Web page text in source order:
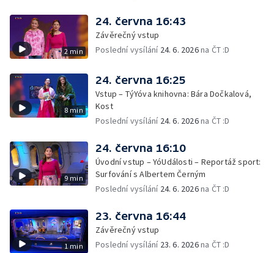
2 min
24. června 16:43
Závěrečný vstup
Poslední vysílání 24. 6. 2026na ČT :D
8 min
24. června 16:25
Vstup – TýYóva knihovna: Bára Dočkalová,
Kost
Poslední vysílání 24. 6. 2026na ČT :D
9 min
24. června 16:10
Úvodní vstup – YóUdálosti – Reportáž sport:
Surfování s Albertem Černým
Poslední vysílání 24. 6. 2026na ČT :D
1 min
23. června 16:44
Závěrečný vstup
Poslední vysílání 23. 6. 2026na ČT :D